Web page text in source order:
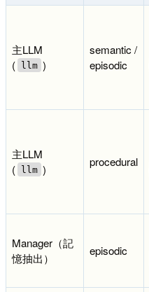
主LLM
( llm )
semantic /
episodic
主LLM
( llm )
procedural
Manager（記
憶抽出）
episodic